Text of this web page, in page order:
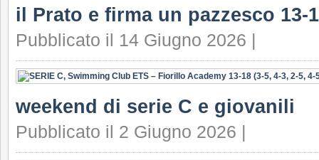
il Prato e firma un pazzesco 13-
Pubblicato il 14 Giugno 2026 |
weekend di serie C e giovanili
Pubblicato il 2 Giugno 2026 |